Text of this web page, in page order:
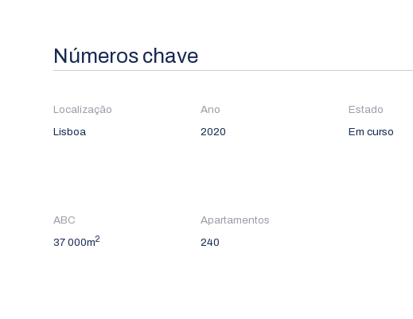
Números chave
Localização
Lisboa
Ano
2020
Estado
Em curso
ABC
37 000m2
Apartamentos
240